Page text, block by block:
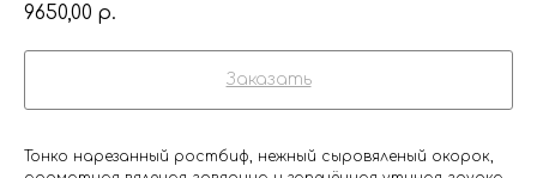
9650,00 р.
Заказать
Тонко нарезанный ростбиф, нежный сыровяленый окорок,